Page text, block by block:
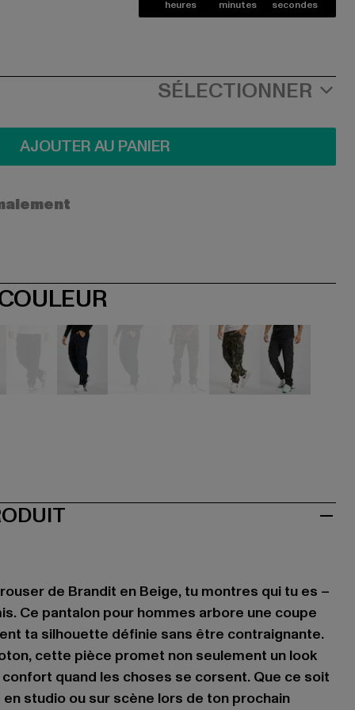
heures minutes secondes
SÉLECTIONNER
AJOUTER AU PANIER
de Brandit en Beige, tu montres qui tu es –
Ce pantalon pour hommes arbore une coupe
ta silhouette définie sans être contraignante.
cette pièce promet non seulement un look
quand les choses se corsent. Que ce soit
studio ou sur scène lors de ton prochain